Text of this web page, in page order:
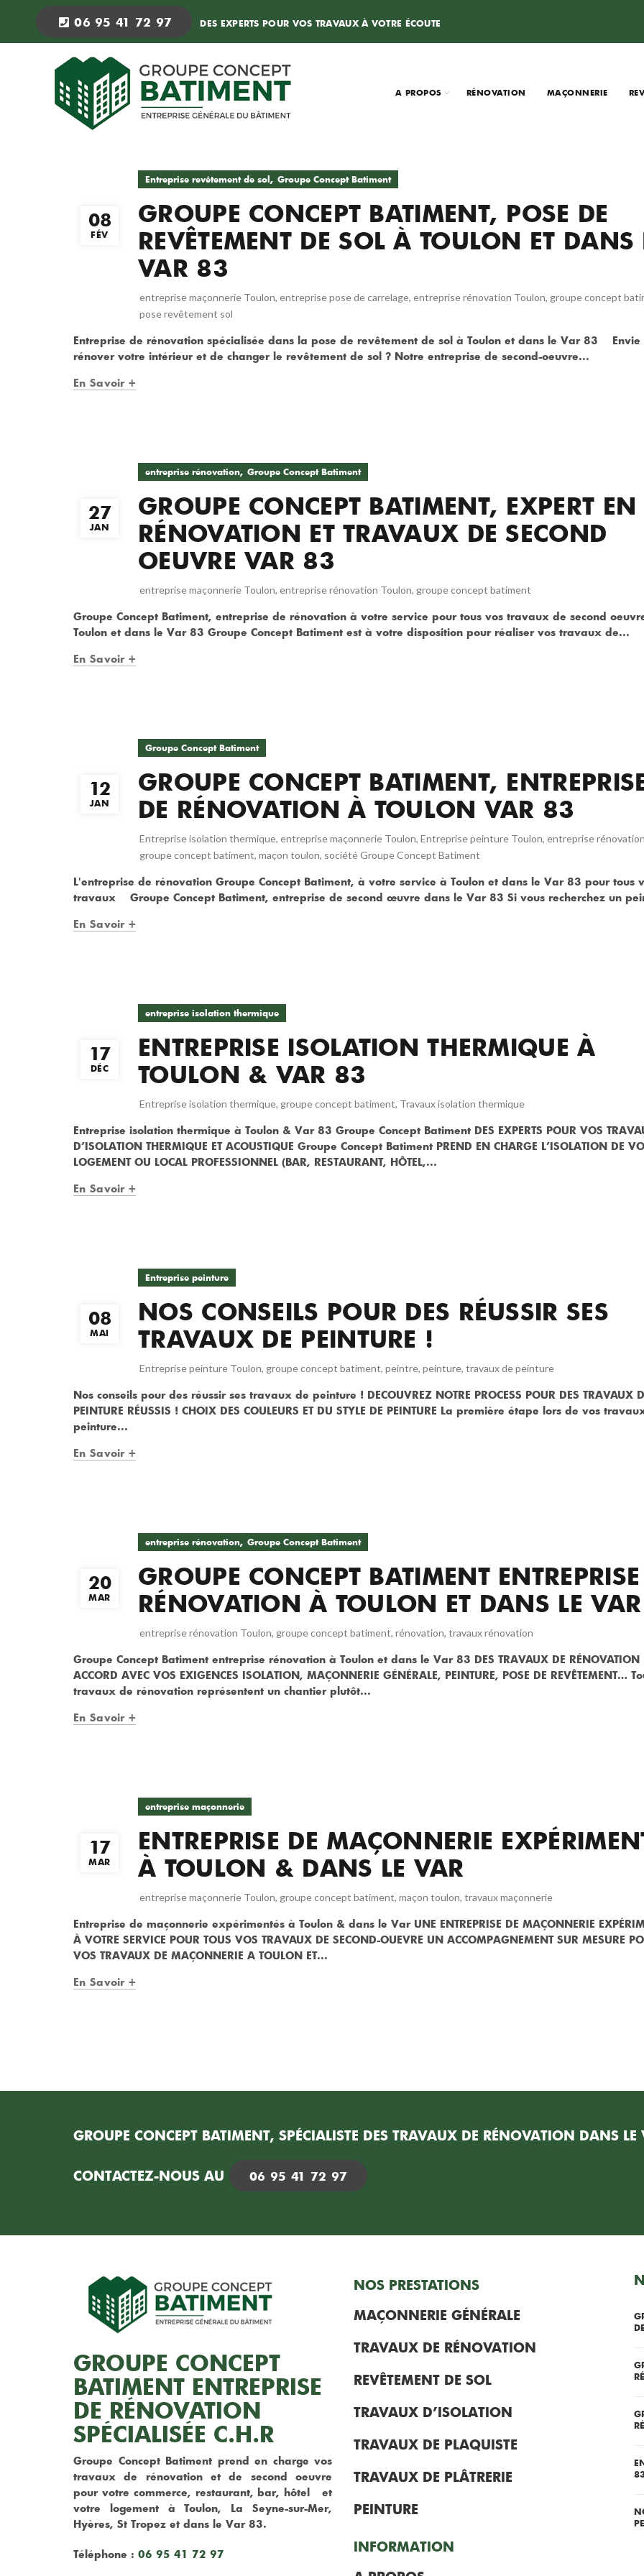
06 95 41 72 97 DES EXPERTS POUR VOS TRAVAUX À VOTRE ÉCOUTE
A PROPOS RÉNOVATION MAÇONNERIE
08
FÉV
Entreprise revêtement de sol, Groupe Concept Batiment
GROUPE CONCEPT BATIMENT, POSE DE
REVÊTEMENT DE SOL À TOULON ET DANS
VAR 83
entreprise maçonnerie Toulon, entreprise pose de carrelage, entreprise rénovation Toulon, groupe concept
pose revêtement sol
Entreprise de rénovation spécialisée dans la pose de revêtement de sol à Toulon et dans le Var 83 Envie
rénover votre intérieur et de changer le revêtement de sol ? Notre entreprise de second-oeuvre...
En Savoir +
27
JAN
entreprise rénovation, Groupe Concept Batiment
GROUPE CONCEPT BATIMENT, EXPERT EN
RÉNOVATION ET TRAVAUX DE SECOND
OEUVRE VAR 83
entreprise maçonnerie Toulon, entreprise rénovation Toulon, groupe concept batiment
Groupe Concept Batiment, entreprise de rénovation à votre service pour tous vos travaux de second
Toulon et dans le Var 83 Groupe Concept Batiment est à votre disposition pour réaliser vos travaux de...
En Savoir +
12
JAN
Groupe Concept Batiment
GROUPE CONCEPT BATIMENT,
DE RÉNOVATION À TOULON VAR 83
Entreprise isolation thermique, entreprise maçonnerie Toulon, Entreprise peinture Toulon, entreprise
groupe concept batiment, maçon toulon, société Groupe Concept Batiment
L'entreprise de rénovation Groupe Concept Batiment, à votre service à Toulon et dans le Var 83 pour tous
travaux Groupe Concept Batiment, entreprise de second œuvre dans le Var 83 Si vous recherchez un
En Savoir +
17
DÉC
entreprise isolation thermique
ENTREPRISE ISOLATION THERMIQUE À
TOULON & VAR 83
Entreprise isolation thermique, groupe concept batiment, Travaux isolation thermique
Entreprise isolation thermique à Toulon & Var 83 Groupe Concept Batiment DES EXPERTS POUR VOS
D’ISOLATION THERMIQUE ET ACOUSTIQUE Groupe Concept Batiment PREND EN CHARGE L’ISOLATION DE
LOGEMENT OU LOCAL PROFESSIONNEL (BAR, RESTAURANT, HÔTEL,...
En Savoir +
08
MAI
Entreprise peinture
NOS CONSEILS POUR DES RÉUSSIR SES
TRAVAUX DE PEINTURE !
Entreprise peinture Toulon, groupe concept batiment, peintre, peinture, travaux de peinture
Nos conseils pour des réussir ses travaux de peinture ! DECOUVREZ NOTRE PROCESS POUR DES TRAVAUX
PEINTURE RÉUSSIS ! CHOIX DES COULEURS ET DU STYLE DE PEINTURE La première étape lors de vos
peinture...
En Savoir +
20
MAR
entreprise rénovation, Groupe Concept Batiment
GROUPE CONCEPT BATIMENT ENTREPRISE
RÉNOVATION À TOULON ET DANS LE
entreprise rénovation Toulon, groupe concept batiment, rénovation, travaux rénovation
Groupe Concept Batiment entreprise rénovation à Toulon et dans le Var 83 DES TRAVAUX DE RÉNOVATION
ACCORD AVEC VOS EXIGENCES ISOLATION, MAÇONNERIE GÉNÉRALE, PEINTURE, POSE DE REVÊTEMENT…
travaux de rénovation représentent un chantier plutôt...
En Savoir +
17
MAR
entreprise maçonnerie
ENTREPRISE DE MAÇONNERIE
À TOULON & DANS LE VAR
entreprise maçonnerie Toulon, groupe concept batiment, maçon toulon, travaux maçonnerie
Entreprise de maçonnerie expérimentés à Toulon & dans le Var UNE ENTREPRISE DE MAÇONNERIE
À VOTRE SERVICE POUR TOUS VOS TRAVAUX DE SECOND-OUEVRE UN ACCOMPAGNEMENT SUR MESURE
VOS TRAVAUX DE MAÇONNERIE A TOULON ET...
En Savoir +
GROUPE CONCEPT BATIMENT, SPÉCIALISTE DES TRAVAUX DE RÉNOVATION DANS
CONTACTEZ-NOUS AU 06 95 41 72 97
GROUPE CONCEPT
BATIMENT ENTREPRISE
DE RÉNOVATION
SPÉCIALISÉE C.H.R
Groupe Concept Batiment prend en charge vos
travaux de rénovation et de second oeuvre
pour votre commerce, restaurant, bar, hôtel et
votre logement à Toulon, La Seyne-sur-Mer,
Hyères, St Tropez et dans le Var 83.
Téléphone : 06 95 41 72 97
NOS PRESTATIONS
MAÇONNERIE GÉNÉRALE
TRAVAUX DE RÉNOVATION
REVÊTEMENT DE SOL
TRAVAUX D’ISOLATION
TRAVAUX DE PLAQUISTE
TRAVAUX DE PLÂTRERIE
PEINTURE
INFORMATION